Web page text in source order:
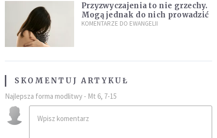
Przyzwyczajenia to nie grzechy.
Mogą jednak do nich prowadzić
KOMENTARZE DO EWANGELII
SKOMENTUJ ARTYKUŁ
Najlepsza forma modlitwy - Mt 6, 7-15